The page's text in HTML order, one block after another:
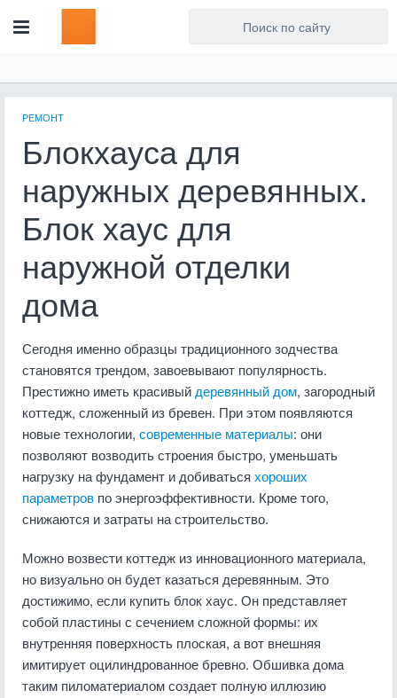
РЕМОНТ
Блокхауса для
наружных деревянных.
Блок хаус для
наружной отделки
дома
Сегодня именно образцы традиционного зодчества
становятся трендом, завоевывают популярность.
Престижно иметь красивый деревянный дом, загородный
коттедж, сложенный из бревен. При этом появляются
новые технологии, современные материалы: они
позволяют возводить строения быстро, уменьшать
нагрузку на фундамент и добиваться хороших
параметров по энергоэффективности. Кроме того,
снижаются и затраты на строительство.
Можно возвести коттедж из инновационного материала,
но визуально он будет казаться деревянным. Это
достижимо, если купить блок хаус. Он представляет
собой пластины с сечением сложной формы: их
внутренняя поверхность плоская, а вот внешняя
имитирует оцилиндрованное бревно. Обшивка дома
таким пиломатериалом создает полную иллюзию
Для любых предложений по
сайту: artist71@cp9.ru